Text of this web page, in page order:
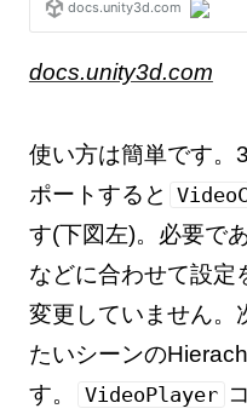
docs.unity3d.com
使い方は簡単です。
ポートすると
す(下図左)。必要で
などに合わせて設定
変更していません。
たいシーンの
す。
VideoPlayer